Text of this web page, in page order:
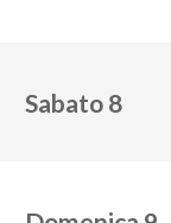
Sabato 8